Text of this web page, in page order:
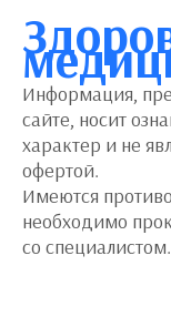
Информация,
сайте, носит
характер и не
офертой.
Имеются
необходимо
со специалистом.